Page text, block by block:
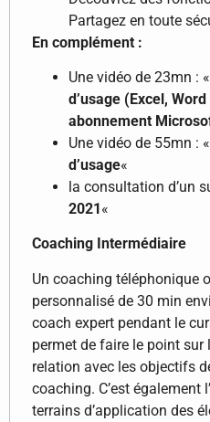
Partagez en toute
En complément :
Une vidéo de 23mn : «
d’usage (Excel,
abonnement
Une vidéo de 55mn : «
d’usage«
la consultation d’un
2021«
Coaching Intermédiaire
Un coaching téléphonique
personnalisé de 30 min
coach expert pendant le
permet de faire le point sur
relation avec les objectifs
coaching. C’est également
terrains d’application des